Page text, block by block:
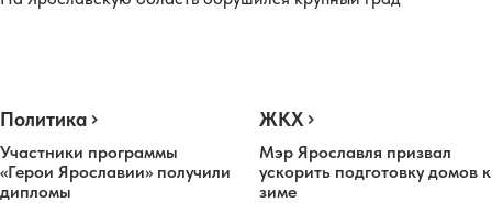
Политика
Участники программы
«Герои Ярославии» получили
дипломы
ЖКХ
Мэр Ярославля призвал
ускорить подготовку домов к
зиме